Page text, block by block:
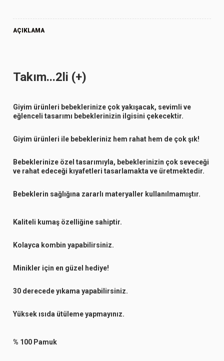
AÇIKLAMA
Takım...2li (+)
Giyim ürünleri bebeklerinize çok yakışacak, sevimli ve
eğlenceli tasarımı bebeklerinizin ilgisini çekecektir.
Giyim ürünleri ile bebekleriniz hem rahat hem de çok şık!
Bebeklerinize özel tasarımıyla, bebeklerinizin çok seveceği
ve rahat edeceği kıyafetleri tasarlamakta ve üretmektedir.
Bebeklerin sağlığına zararlı materyaller kullanılmamıştır.
Kaliteli kumaş özelliğine sahiptir.
Kolayca kombin yapabilirsiniz.
Minikler için en güzel hediye!
30 derecede yıkama yapabilirsiniz.
Yüksek ısıda ütüleme yapmayınız.
% 100 Pamuk